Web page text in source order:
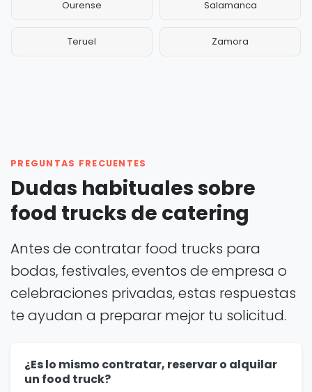
Ourense Salamanca
Teruel Zamora
PREGUNTAS FRECUENTES
Dudas habituales sobre
food trucks de catering
Antes de contratar food trucks para
bodas, festivales, eventos de empresa o
celebraciones privadas, estas respuestas
te ayudan a preparar mejor tu solicitud.
¿Es lo mismo contratar, reservar o alquilar
un food truck?